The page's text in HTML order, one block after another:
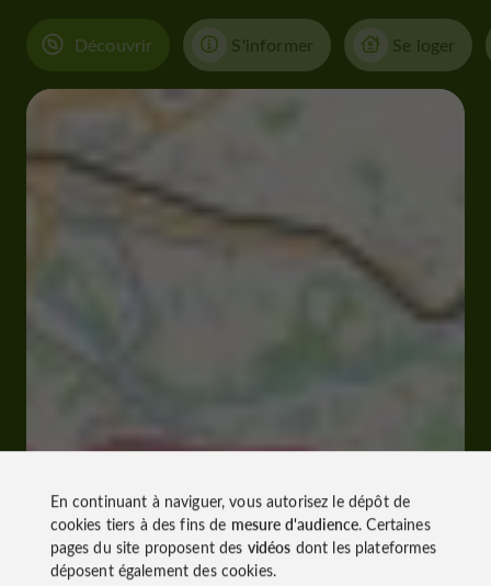
Découvrir S'informer Se loger
En continuant à naviguer, vous autorisez le dépôt de
cookies tiers à des fins de mesure d'audience. Certaines
pages du site proposent des vidéos dont les plateformes
déposent également des cookies.